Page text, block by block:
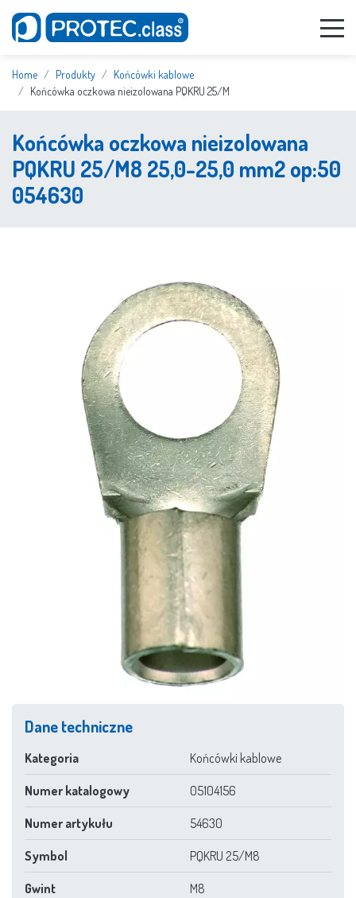
Home Produkty
Końcówki kablowe
Końcówka oczkowa nieizolowana PQKRU 25/M
Końcówka oczkowa nieizolowana
PQKRU 25/M8 25,0-25,0 mm2 op:50
054630
Dane techniczne
Kategoria Końcówki kablowe
Numer katalogowy 05104156
Numer artykułu 54630
Symbol PQKRU 25/M8
Gwint M8